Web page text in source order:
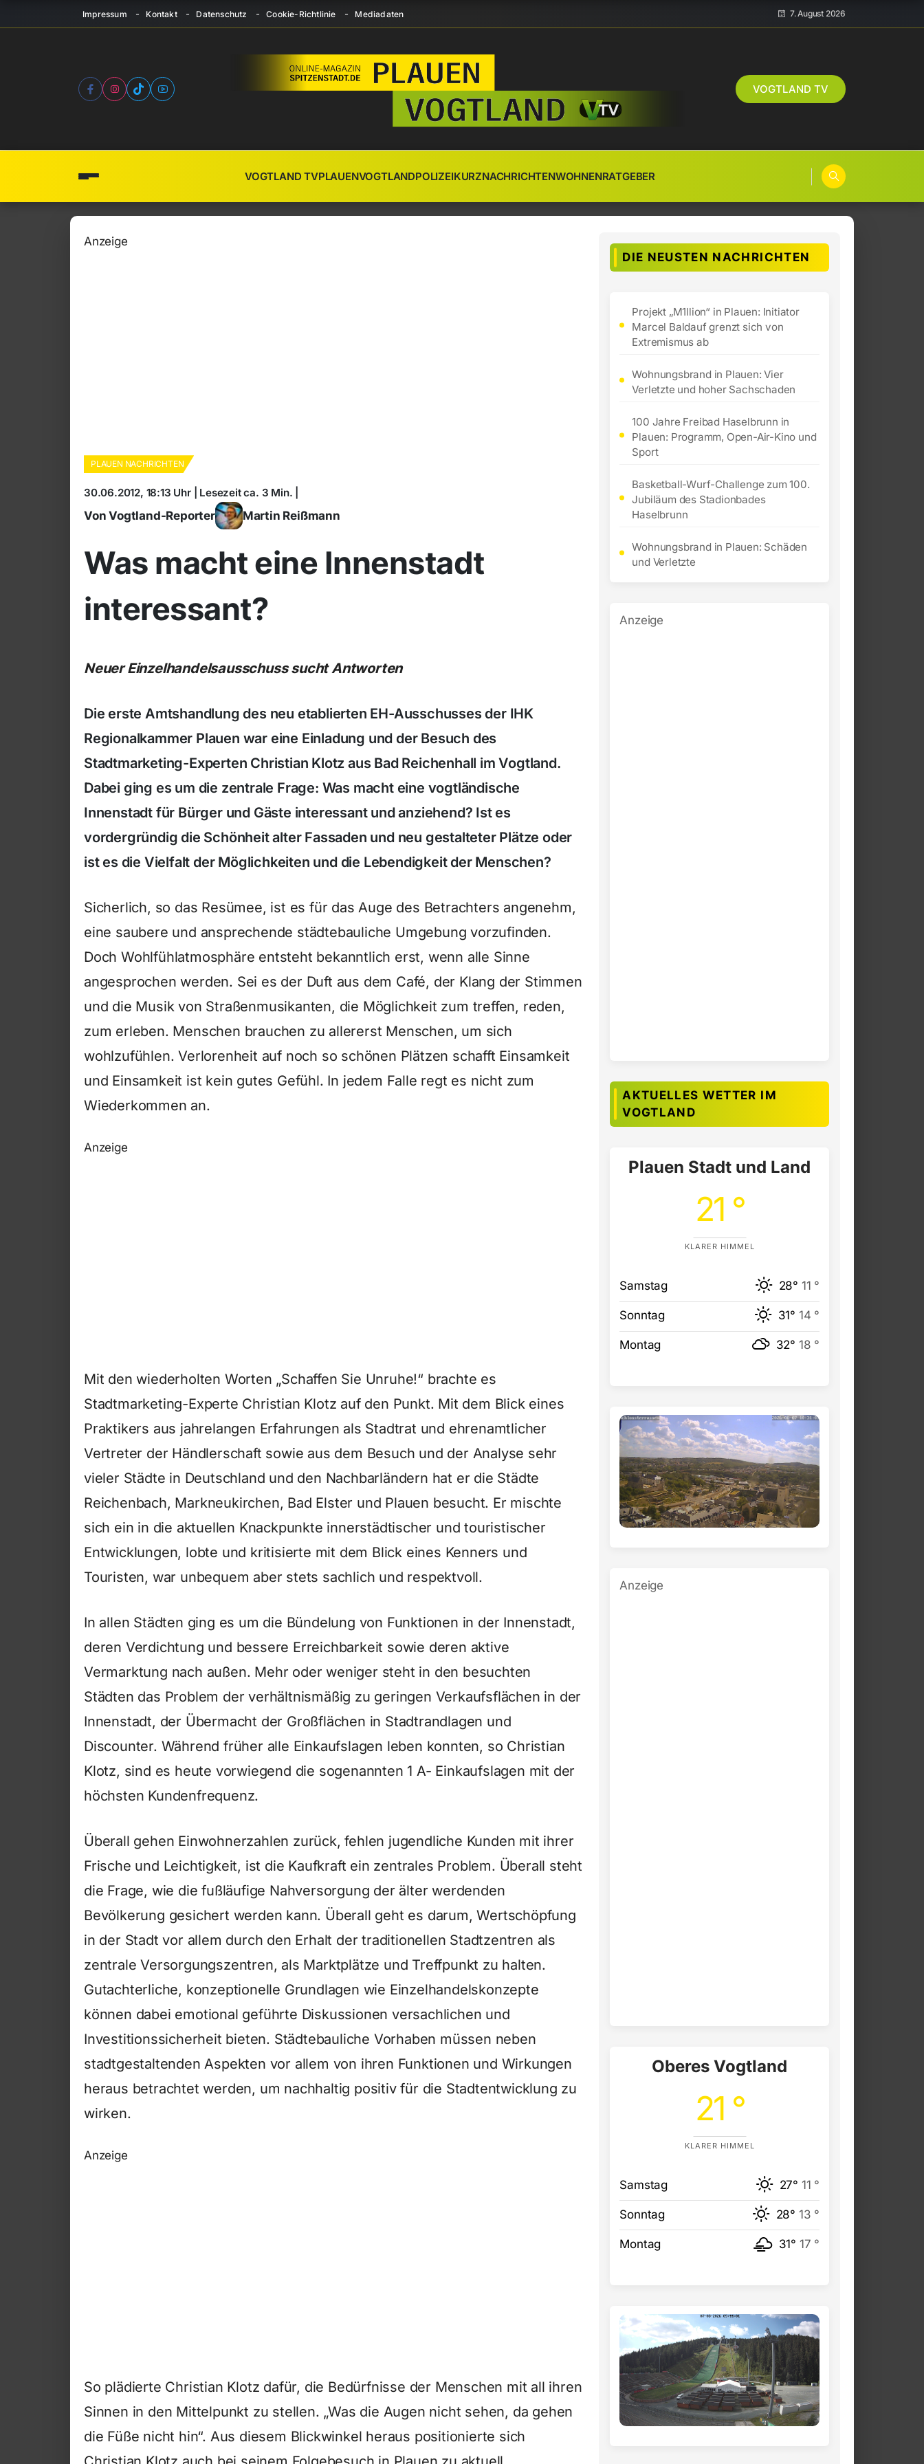
Impressum Kontakt Datenschutz Cookie-Richtlinie Mediadaten 7. August 2026
VOGTLAND TV
VOGTLAND TVPLAUENVOGTLANDPOLIZEIKURZNACHRICHTENWOHNENRATGEBER
Anzeige
PLAUEN NACHRICHTEN
30.06.2012, 18:13 Uhr | Lesezeit ca. 3 Min. |
Von Vogtland-Reporter Martin Reißmann
Was macht eine Innenstadt
interessant?
Neuer Einzelhandelsausschuss sucht Antworten
Die erste Amtshandlung des neu etablierten EH-Ausschusses der IHK
Regionalkammer Plauen war eine Einladung und der Besuch des
Stadtmarketing-Experten Christian Klotz aus Bad Reichenhall im Vogtland.
Dabei ging es um die zentrale Frage: Was macht eine vogtländische
Innenstadt für Bürger und Gäste interessant und anziehend? Ist es
vordergründig die Schönheit alter Fassaden und neu gestalteter Plätze oder
ist es die Vielfalt der Möglichkeiten und die Lebendigkeit der Menschen?
Sicherlich, so das Resümee, ist es für das Auge des Betrachters angenehm,
eine saubere und ansprechende städtebauliche Umgebung vorzufinden.
Doch Wohlfühlatmosphäre entsteht bekanntlich erst, wenn alle Sinne
angesprochen werden. Sei es der Duft aus dem Café, der Klang der Stimmen
und die Musik von Straßenmusikanten, die Möglichkeit zum treffen, reden,
zum erleben. Menschen brauchen zu allererst Menschen, um sich
wohlzufühlen. Verlorenheit auf noch so schönen Plätzen schafft Einsamkeit
und Einsamkeit ist kein gutes Gefühl. In jedem Falle regt es nicht zum
Wiederkommen an.
Anzeige
Mit den wiederholten Worten „Schaffen Sie Unruhe!“ brachte es
Stadtmarketing-Experte Christian Klotz auf den Punkt. Mit dem Blick eines
Praktikers aus jahrelangen Erfahrungen als Stadtrat und ehrenamtlicher
Vertreter der Händlerschaft sowie aus dem Besuch und der Analyse sehr
vieler Städte in Deutschland und den Nachbarländern hat er die Städte
Reichenbach, Markneukirchen, Bad Elster und Plauen besucht. Er mischte
sich ein in die aktuellen Knackpunkte innerstädtischer und touristischer
Entwicklungen, lobte und kritisierte mit dem Blick eines Kenners und
Touristen, war unbequem aber stets sachlich und respektvoll.
In allen Städten ging es um die Bündelung von Funktionen in der Innenstadt,
deren Verdichtung und bessere Erreichbarkeit sowie deren aktive
Vermarktung nach außen. Mehr oder weniger steht in den besuchten
Städten das Problem der verhältnismäßig zu geringen Verkaufsflächen in der
Innenstadt, der Übermacht der Großflächen in Stadtrandlagen und
Discounter. Während früher alle Einkaufslagen leben konnten, so Christian
Klotz, sind es heute vorwiegend die sogenannten 1 A- Einkaufslagen mit der
höchsten Kundenfrequenz.
Überall gehen Einwohnerzahlen zurück, fehlen jugendliche Kunden mit ihrer
Frische und Leichtigkeit, ist die Kaufkraft ein zentrales Problem. Überall steht
die Frage, wie die fußläufige Nahversorgung der älter werdenden
Bevölkerung gesichert werden kann. Überall geht es darum, Wertschöpfung
in der Stadt vor allem durch den Erhalt der traditionellen Stadtzentren als
zentrale Versorgungszentren, als Marktplätze und Treffpunkt zu halten.
Gutachterliche, konzeptionelle Grundlagen wie Einzelhandelskonzepte
können dabei emotional geführte Diskussionen versachlichen und
Investitionssicherheit bieten. Städtebauliche Vorhaben müssen neben
stadtgestaltenden Aspekten vor allem von ihren Funktionen und Wirkungen
heraus betrachtet werden, um nachhaltig positiv für die Stadtentwicklung zu
wirken.
Anzeige
So plädierte Christian Klotz dafür, die Bedürfnisse der Menschen mit all ihren
Sinnen in den Mittelpunkt zu stellen. „Was die Augen nicht sehen, da gehen
die Füße nicht hin“. Aus diesem Blickwinkel heraus positionierte sich
DIE NEUSTEN NACHRICHTEN
Projekt „M1llion“ in Plauen: Initiator
Marcel Baldauf grenzt sich von
Extremismus ab
Wohnungsbrand in Plauen: Vier
Verletzte und hoher Sachschaden
100 Jahre Freibad Haselbrunn in
Plauen: Programm, Open-Air-Kino und
Sport
Basketball-Wurf-Challenge zum 100.
Jubiläum des Stadionbades
Haselbrunn
Wohnungsbrand in Plauen: Schäden
und Verletzte
Anzeige
AKTUELLES WETTER IM
VOGTLAND
Plauen Stadt und Land
21 °
KLARER HIMMEL
Samstag 28° 11 °
Sonntag 31° 14 °
Montag 32° 18 °
Anzeige
Oberes Vogtland
21 °
KLARER HIMMEL
Samstag 27° 11 °
Sonntag 28° 13 °
Montag 31° 17 °